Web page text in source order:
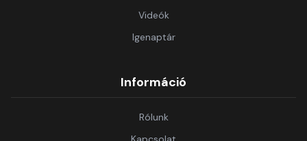
Videók
Igenaptár
Információ
Rólunk